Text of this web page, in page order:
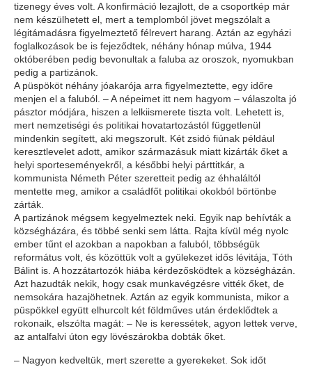
tizenegy éves volt. A konfirmáció lezajlott, de a csoportkép már
nem készülhetett el, mert a templomból jövet megszólalt a
légitámadásra figyelmeztető félrevert harang. Aztán az egyházi
foglalkozások be is fejeződtek, néhány hónap múlva, 1944
októberében pedig bevonultak a faluba az oroszok, nyomukban
pedig a partizánok.
A püspököt néhány jóakarója arra figyelmeztette, egy időre
menjen el a faluból. – A népeimet itt nem hagyom – válaszolta jó
pásztor módjára, hiszen a lelkiismerete tiszta volt. Lehetett is,
mert nemzetiségi és politikai hovatartozástól függetlenül
mindenkin segített, aki megszorult. Két zsidó fiúnak például
keresztlevelet adott, amikor származásuk miatt kizárták őket a
helyi sporteseményekről, a későbbi helyi párttitkár, a
kommunista Németh Péter szeretteit pedig az éhhaláltól
mentette meg, amikor a családfőt politikai okokból börtönbe
zárták.
A partizánok mégsem kegyelmeztek neki. Egyik nap behívták a
községházára, és többé senki sem látta. Rajta kívül még nyolc
ember tűnt el azokban a napokban a faluból, többségük
református volt, és közöttük volt a gyülekezet idős lévitája, Tóth
Bálint is. A hozzátartozók hiába kérdezősködtek a községházán.
Azt hazudták nekik, hogy csak munkavégzésre vitték őket, de
nemsokára hazajöhetnek. Aztán az egyik kommunista, mikor a
püspökkel együtt elhurcolt két földműves után érdeklődtek a
rokonaik, elszólta magát: – Ne is keressétek, agyon lettek verve,
az antalfalvi úton egy lövészárokba dobták őket.
– Nagyon kedveltük, mert szerette a gyerekeket. Sok időt